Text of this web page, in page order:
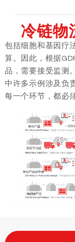
冷链物
包括细胞和基因疗
算。因此，根据
品，需要接受监测
中许多示例涉及负
每一个环节，都必